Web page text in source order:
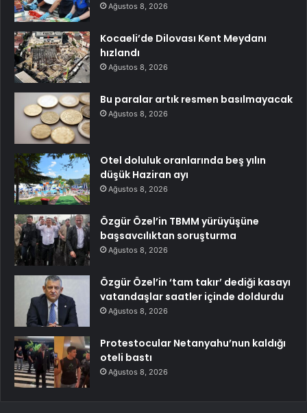
Ağustos 8, 2026
Kocaeli’de Dilovası Kent Meydanı
hızlandı
Ağustos 8, 2026
Bu paralar artık resmen basılmayacak
Ağustos 8, 2026
Otel doluluk oranlarında beş yılın
düşük Haziran ayı
Ağustos 8, 2026
Özgür Özel’in TBMM yürüyüşüne
başsavcılıktan soruşturma
Ağustos 8, 2026
Özgür Özel’in ‘tam takır’ dediği kasayı
vatandaşlar saatler içinde doldurdu
Ağustos 8, 2026
Protestocular Netanyahu’nun kaldığı
oteli bastı
Ağustos 8, 2026